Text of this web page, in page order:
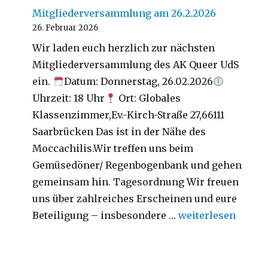
Mitgliederversammlung am 26.2.2026
26. Februar 2026
Wir laden euch herzlich zur nächsten
Mitgliederversammlung des AK Queer UdS
ein.
Datum: Donnerstag, 26.02.2026
Uhrzeit: 18 Uhr
Ort: Globales
Klassenzimmer,Ev.-Kirch-Straße 27,66111
Saarbrücken Das ist in der Nähe des
Moccachilis.Wir treffen uns beim
Gemüsedöner/ Regenbogenbank und gehen
gemeinsam hin. Tagesordnung Wir freuen
uns über zahlreiches Erscheinen und eure
Beteiligung – insbesondere …weiterlesen